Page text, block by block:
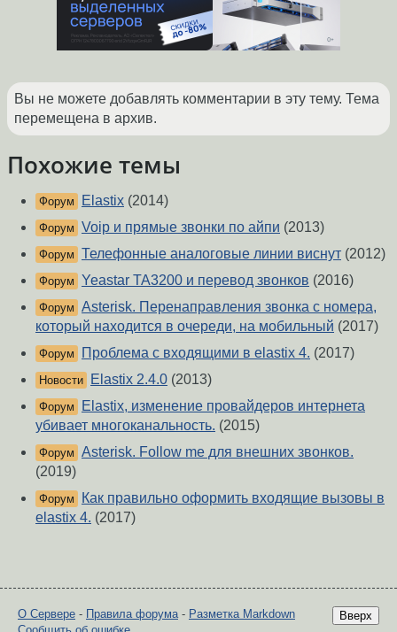
Вы не можете добавлять комментарии в эту тему. Тема
перемещена в архив.
Похожие темы
Форум Elastix (2014)
Форум Voip и прямые звонки по айпи (2013)
Форум Телефонные аналоговые линии виснут (2012)
Форум Yeastar TA3200 и перевод звонков (2016)
Форум Asterisk. Перенаправления звонка с номера,
который находится в очереди, на мобильный (2017)
Форум Проблема с входящими в elastix 4. (2017)
Новости Elastix 2.4.0 (2013)
Форум
Elastix, изменение провайдеров интернета
убивает многоканальность. (2015)
Форум Asterisk. Follow me для внешних звонков.
(2019)
Форум
Как правильно оформить входящие вызовы в
elastix 4. (2017)
Вверх
О Сервере - Правила форума- Разметка Markdown